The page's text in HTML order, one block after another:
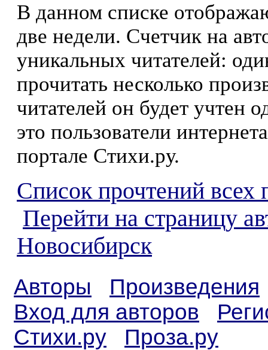
В данном списке
две недели. Счетчик на
уникальных читателей:
прочитать несколько
читателей он будет учтен
это пользователи
портале Стихи.ру.
Список прочтений всех
Перейти на страницу
Новосибирск
Авторы
Произведения
Вход для авторов
Стихи.ру
Проза.ру